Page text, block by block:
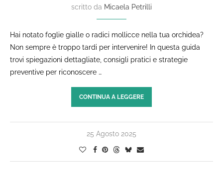
scritto da Micaela Petrilli
Hai notato foglie gialle o radici mollicce nella tua orchidea?
Non sempre è troppo tardi per intervenire! In questa guida
trovi spiegazioni dettagliate, consigli pratici e strategie
preventive per riconoscere …
CONTINUA A LEGGERE
25 Agosto 2025